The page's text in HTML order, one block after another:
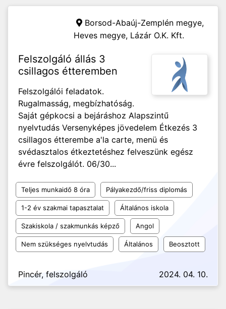
Borsod-Abaúj-Zemplén megye,
Heves megye, Lázár O.K. Kft.
Felszolgáló állás 3
csillagos étteremben
Felszolgálói feladatok.
Rugalmasság, megbízhatóság.
Saját gépkocsi a bejáráshoz Alapszintű
nyelvtudás Versenyképes jövedelem Étkezés 3
csillagos étterembe a'la carte, menü és
svédasztalos étkeztetéshez felveszünk egész
évre felszolgálót. 06/30...
Teljes munkaidő 8 óra Pályakezdő/friss diplomás
1-2 év szakmai tapasztalat Általános iskola
Szakiskola / szakmunkás képző Angol
Nem szükséges nyelvtudás Általános Beosztott
Pincér, felszolgáló 2024. 04. 10.